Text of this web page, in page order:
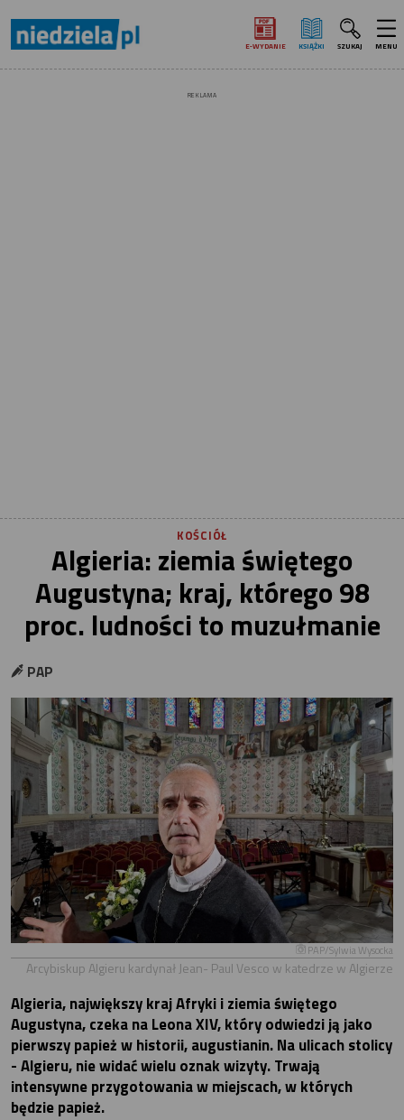
E‑WYDANIE KSIĄŻKI SZUKAJ MENU
REKLAMA
KOŚCIÓŁ
Algieria: ziemia świętego
Augustyna; kraj, którego 98
proc. ludności to muzułmanie
PAP
PAP/Sylwia Wysocka
Arcybiskup Algieru kardynał Jean- Paul Vesco w katedrze w Algierze
Algieria, największy kraj Afryki i ziemia świętego
Augustyna, czeka na Leona XIV, który odwiedzi ją jako
pierwszy papież w historii, augustianin. Na ulicach stolicy
- Algieru, nie widać wielu oznak wizyty. Trwają
intensywne przygotowania w miejscach, w których
będzie papież.